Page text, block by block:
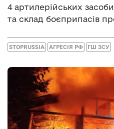
4 артилерійських
та склад боєприпасів
STOPRUSSIA АГРЕСІЯ РФ ГШ ЗСУ